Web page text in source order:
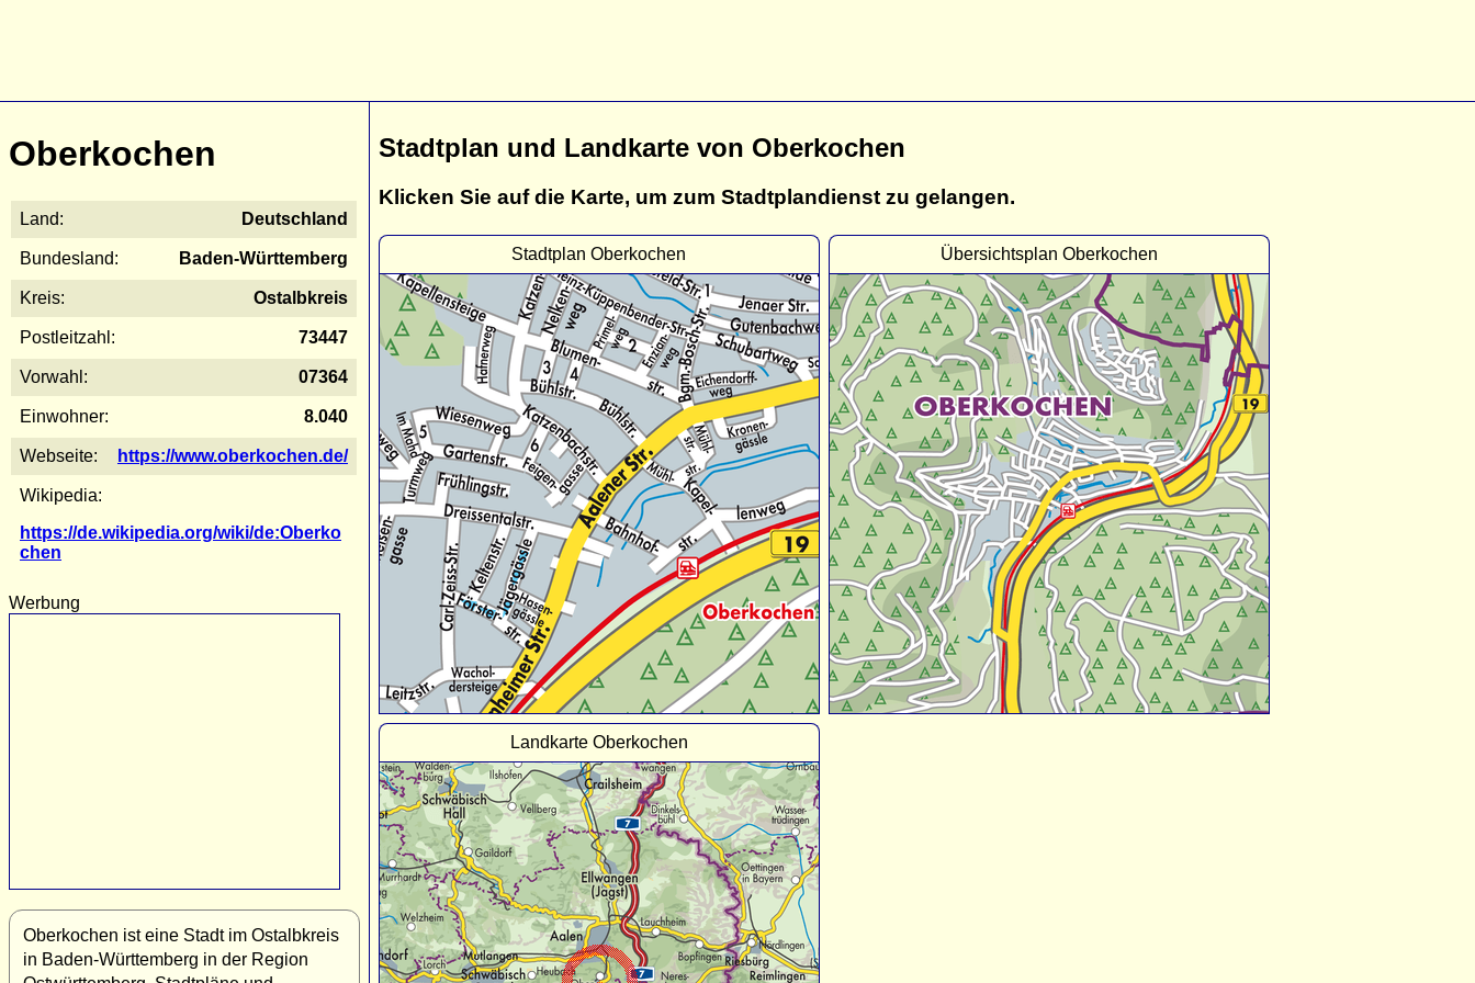
Oberkochen
Land: Deutschland
Bundesland: Baden-Württemberg
Kreis: Ostalbkreis
Postleitzahl: 73447
Vorwahl: 07364
Einwohner: 8.040
Webseite: https://www.oberkochen.de/
Wikipedia:
https://de.wikipedia.org/wiki/de:Oberko
chen
Werbung
Oberkochen ist eine Stadt im Ostalbkreis
in Baden-Württemberg in der Region
Stadtplan und Landkarte von Oberkochen
Klicken Sie auf die Karte, um zum Stadtplandienst zu gelangen.
Stadtplan Oberkochen Übersichtsplan Oberkochen
Landkarte Oberkochen